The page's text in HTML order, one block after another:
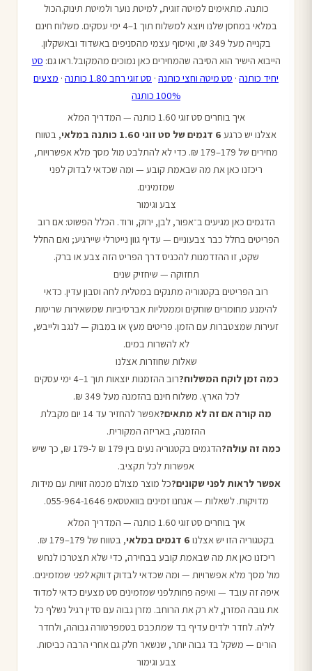
כותנה. מתאימים למיטה זוגית, למיטת נוער ולמיטת תינוק.הכול
במלאי במחסן שלנו ויוצא למשלוח תוך 1–4 ימי עסקים. משלוח חינם
בקנייה מעל 349 ₪, ואיסוף עצמי מהסניפים באשדוד ובאשקלון.
הייבוא הישיר הוא הסיבה שהמחירים כאן נמוכים מהמקובל.ראו גם: סט
יחיד כותנה · סט מיטה וחצי כותנה · סט זוגי רחב 1.80 כותנה · מצעים
100% כותנה
איך בוחרים סט זוגי 1.60 כותנה — המדריך המלא
אצלנו יש כרגע 6 דגמים של סט זוגי 1.60 כותנה במלאי
, בטווח
מחירים של 179–179 ₪. כדי לא להתלבט מול מסך מלא אפשרויות,
ריכזנו כאן את מה שבאמת קובע — ומה שכדאי לבדוק לפני
שמזמינים.
צבע וגימור
הדגמים כאן מגיעים ב־אפור, לבן, ירוק, ורוד. הכלל הפשוט: אם רוב
הפריטים בחלל כבר צבעוניים — עדיף גוון נייטרלי שיירגיע; ואם החלל
שקט, זו ההזדמנות להכניס דרך הפריט הזה צבע או ברק.
תחזוקה — שיחזיק שנים
רוב הפריטים בקטגוריה מתנקים במטלית לחה וסבון עדין. כדאי
להימנע מחומרים שוחקים וממטליות אברסיביות שמשאירות שריטות
זעירות שמצטברות עם הזמן. פריטים מעץ או במבוק — לנגב ולייבש,
לא להשרות במים.
שאלות שחוזרות אצלנו
כמה זמן לוקח המשלוח?
רוב ההזמנות יוצאות תוך 1–4 ימי עסקים
לכל הארץ. משלוח חינם בהזמנה מעל 349 ₪.
מה קורה אם זה לא מתאים?
אפשר להחזיר עד 14 יום מקבלת
ההזמנה, באריזה המקורית.
כמה זה עולה?
הדגמים בקטגוריה נעים בין 179 ₪ ל-179 ₪, כך שיש
אפשרות לכל תקציב.
אפשר לראות לפני שקונים?כל מוצר מצולם מכמה זוויות עם מידות
מדויקות. לשאלות — אנחנו זמינים בוואטסאפ 055-964-1646.
איך בוחרים סט זוגי 1.60 כותנה — המדריך המלא
בקטגוריה הזו יש אצלנו 6 דגמים במלאי
, בטווח של 179–179 ₪.
ריכזנו כאן את מה שבאמת קובע בבחירה, כדי שלא תצטרכו לנחש
מול מסך מלא אפשרויות — ומה שכדאי לבדוק דווקאלפני שמזמינים.
איפה זה עובד — ואיפה פחותלפני שמזמינים סט מצעים כדאי למדוד
את גובה המזרן, לא רק את הרוחב. מזרן גבוה עם סדין רגיל נשלף כל
לילה. לחדר ילדים עדיף בד שמתכבס בטמפרטורה גבוהה, ולחדר
הורים — משקל בד גבוה יותר, שנשאר חלק גם אחרי הרבה כביסות.
צבע וגימור